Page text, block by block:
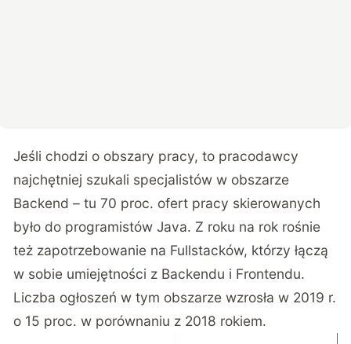
Jeśli chodzi o obszary pracy, to pracodawcy
najchętniej szukali specjalistów w obszarze
Backend – tu 70 proc. ofert pracy skierowanych
było do programistów Java. Z roku na rok rośnie
też zapotrzebowanie na Fullstacków, którzy łączą
w sobie umiejętności z Backendu i Frontendu.
Liczba ogłoszeń w tym obszarze wzrosła w 2019 r.
o 15 proc. w porównaniu z 2018 rokiem.